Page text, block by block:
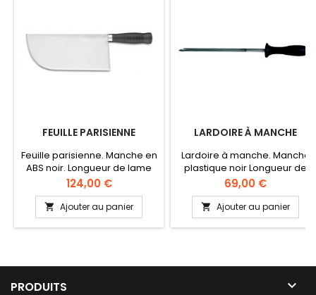
FEUILLE PARISIENNE
Feuille parisienne. Manche en
ABS noir. Longueur de lame
280 mm Poids 0.8 kg
Prix
124,00 €
 Ajouter au panier
LARDOIRE À MANCHE
Lardoire à manche. Manche
plastique noir Longueur de
lame 250 mm
Prix
69,00 €
 Ajouter au panier
PRODUITS 